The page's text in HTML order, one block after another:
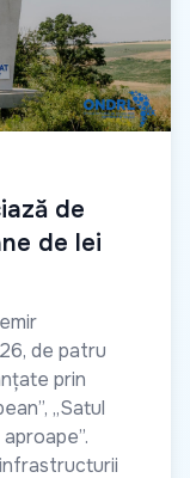
de
de lei
de patru
prin
„Satul